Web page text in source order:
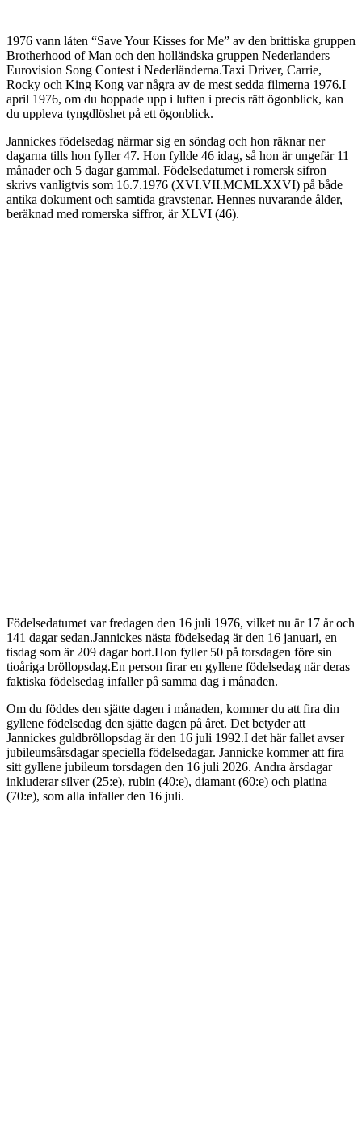
1976 vann låten “Save Your Kisses for Me” av den brittiska gruppen
Brotherhood of Man och den holländska gruppen Nederlanders
Eurovision Song Contest i Nederländerna.Taxi Driver, Carrie,
Rocky och King Kong var några av de mest sedda filmerna 1976.I
april 1976, om du hoppade upp i luften i precis rätt ögonblick, kan
du uppleva tyngdlöshet på ett ögonblick.
Jannickes födelsedag närmar sig en söndag och hon räknar ner
dagarna tills hon fyller 47. Hon fyllde 46 idag, så hon är ungefär 11
månader och 5 dagar gammal. Födelsedatumet i romersk sifron
skrivs vanligtvis som 16.7.1976 (XVI.VII.MCMLXXVI) på både
antika dokument och samtida gravstenar. Hennes nuvarande ålder,
beräknad med romerska siffror, är XLVI (46).
Födelsedatumet var fredagen den 16 juli 1976, vilket nu är 17 år och
141 dagar sedan.Jannickes nästa födelsedag är den 16 januari, en
tisdag som är 209 dagar bort.Hon fyller 50 på torsdagen före sin
tioåriga bröllopsdag.En person firar en gyllene födelsedag när deras
faktiska födelsedag infaller på samma dag i månaden.
Om du föddes den sjätte dagen i månaden, kommer du att fira din
gyllene födelsedag den sjätte dagen på året. Det betyder att
Jannickes guldbröllopsdag är den 16 juli 1992.I det här fallet avser
jubileumsårsdagar speciella födelsedagar. Jannicke kommer att fira
sitt gyllene jubileum torsdagen den 16 juli 2026. Andra årsdagar
inkluderar silver (25:e), rubin (40:e), diamant (60:e) och platina
(70:e), som alla infaller den 16 juli.